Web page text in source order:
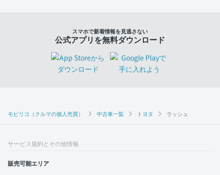
モビリコ（クルマの個人売買） 中古車一覧 トヨタ ラッシュ
スマホで新着情報を見逃さない
公式アプリを無料ダウンロード
サービス規約とその他情報
販売可能エリア